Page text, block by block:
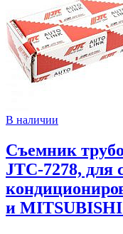
В наличии
Съемник
JTC-7278, для
и MITSUBISHI